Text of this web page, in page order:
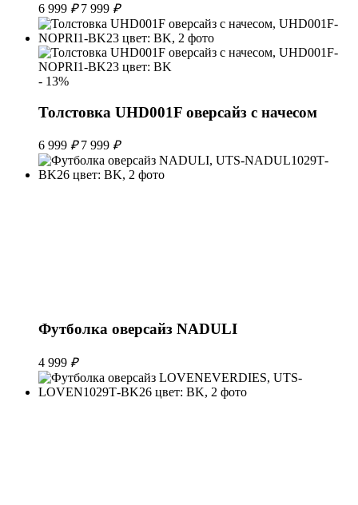
6 999 ₽ 7 999 ₽
- 13%
Толстовка UHD001F оверсайз с начесом
6 999 ₽ 7 999 ₽
Футболка оверсайз NADULI
4 999 ₽